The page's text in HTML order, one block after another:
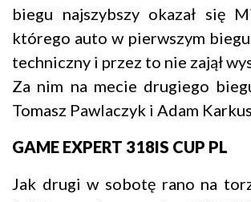
biegu najszybszy okazał się
którego auto w pierwszym
techniczny i przez to nie zajął
Za nim na mecie drugiego
Tomasz Pawlaczyk i Adam
GAME EXPERT 318IS CUP PL
Jak drugi w sobotę rano na